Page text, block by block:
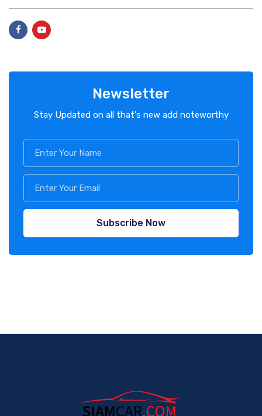
Newsletter
Stay Updated on all that's new add noteworthy
Subscribe Now